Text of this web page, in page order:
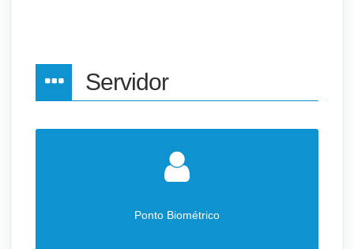
Servidor
Ponto Biométrico